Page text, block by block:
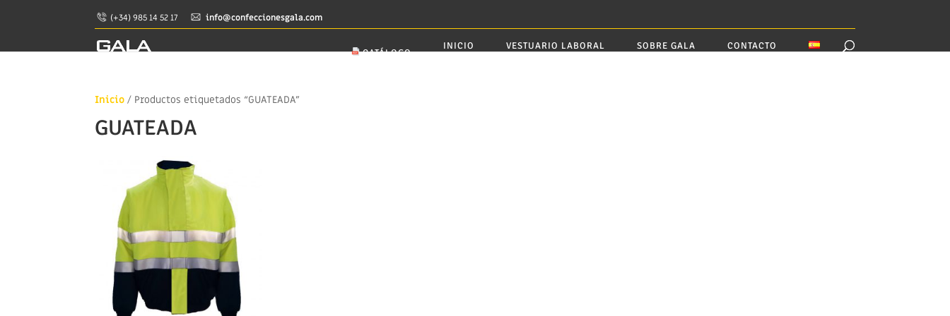
(+34) 985 14 52 17 info@confeccionesgala.com
CATÁLOGO
INICIO VESTUARIO LABORAL SOBRE GALA CONTACTO
Inicio / Productos etiquetados “GUATEADA”
GUATEADA